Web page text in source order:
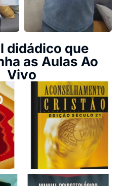
didádico que
as Aulas Ao
Vivo